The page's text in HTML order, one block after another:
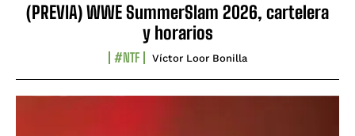
(PREVIA) WWE SummerSlam 2026, cartelera
y horarios
#NTF Víctor Loor Bonilla